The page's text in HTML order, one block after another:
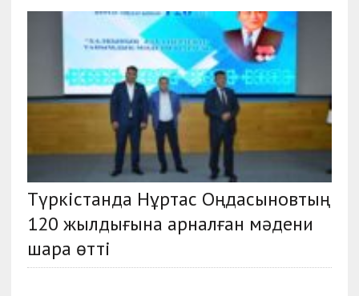
Түркістанда Нұртас Оңдасыновтың
120 жылдығына арналған мәдени
шара өтті